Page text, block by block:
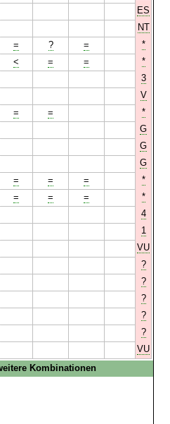
ES
NT
= ? =
*
< = =
*
3
V
= =
*
G
G
G
= = =
*
= = =
*
4
1
VU
?
?
?
?
?
VU
Kombinationen